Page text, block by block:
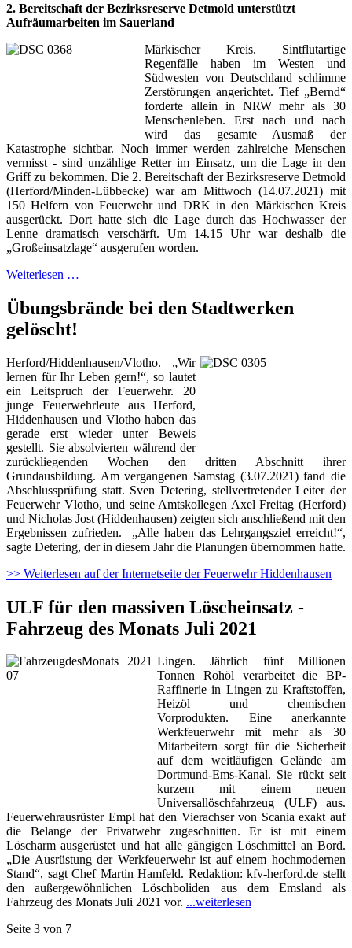
2. Bereitschaft der Bezirksreserve Detmold unterstützt
Aufräumarbeiten im Sauerland
Märkischer Kreis. Sintflutartige
Regenfälle haben im Westen und
Südwesten von Deutschland schlimme
Zerstörungen angerichtet. Tief „Bernd“
forderte allein in NRW mehr als 30
Menschenleben. Erst nach und nach
wird das gesamte Ausmaß der
Katastrophe sichtbar. Noch immer werden zahlreiche Menschen
vermisst - sind unzählige Retter im Einsatz, um die Lage in den
Griff zu bekommen. Die 2. Bereitschaft der Bezirksreserve Detmold
(Herford/Minden-Lübbecke) war am Mittwoch (14.07.2021) mit
150 Helfern von Feuerwehr und DRK in den Märkischen Kreis
ausgerückt. Dort hatte sich die Lage durch das Hochwasser der
Lenne dramatisch verschärft. Um 14.15 Uhr war deshalb die
„Großeinsatzlage“ ausgerufen worden.
Weiterlesen …
Übungsbrände bei den Stadtwerken
gelöscht!
Herford/Hiddenhausen/Vlotho. „Wir
lernen für Ihr Leben gern!“, so lautet
ein Leitspruch der Feuerwehr. 20
junge Feuerwehrleute aus Herford,
Hiddenhausen und Vlotho haben das
gerade erst wieder unter Beweis
gestellt. Sie absolvierten während der
zurückliegenden Wochen den dritten Abschnitt ihrer
Grundausbildung. Am vergangenen Samstag (3.07.2021) fand die
Abschlussprüfung statt. Sven Detering, stellvertretender Leiter der
Feuerwehr Vlotho, und seine Amtskollegen Axel Freitag (Herford)
und Nicholas Jost (Hiddenhausen) zeigten sich anschließend mit den
Ergebnissen zufrieden. „Alle haben das Lehrgangsziel erreicht!“,
sagte Detering, der in diesem Jahr die Planungen übernommen hatte.
>> Weiterlesen auf der Internetseite der Feuerwehr Hiddenhausen
ULF für den massiven Löscheinsatz -
Fahrzeug des Monats Juli 2021
Lingen. Jährlich fünf Millionen
Tonnen Rohöl verarbeitet die BP-
Raffinerie in Lingen zu Kraftstoffen,
Heizöl und chemischen
Vorprodukten. Eine anerkannte
Werkfeuerwehr mit mehr als 30
Mitarbeitern sorgt für die Sicherheit
auf dem weitläufigen Gelände am
Dortmund-Ems-Kanal. Sie rückt seit
kurzem mit einem neuen
Universallöschfahrzeug (ULF) aus.
Feuerwehrausrüster Empl hat den Vierachser von Scania exakt auf
die Belange der Privatwehr zugeschnitten. Er ist mit einem
Löscharm ausgerüstet und hat alle gängigen Löschmittel an Bord.
„Die Ausrüstung der Werkfeuerwehr ist auf einem hochmodernen
Stand“, sagt Chef Martin Hamfeld. Redaktion: kfv-herford.de stellt
den außergewöhnlichen Löschboliden aus dem Emsland als
Fahrzeug des Monats Juli 2021 vor. ...weiterlesen
Seite 3 von 7